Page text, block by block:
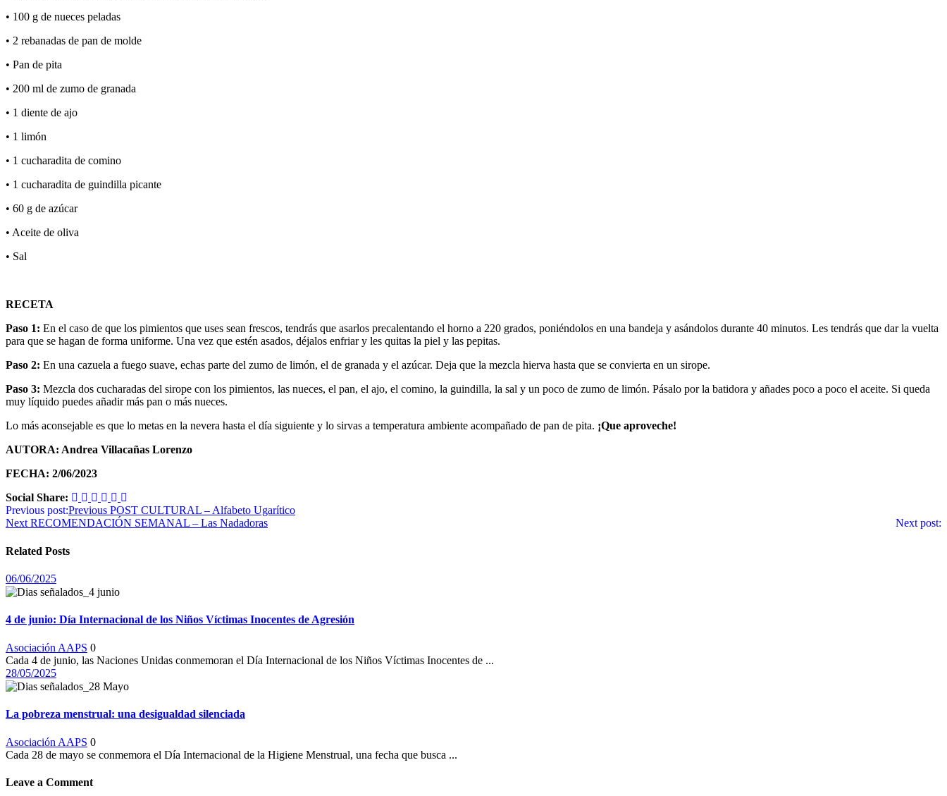
• 100 g de nueces peladas
• 2 rebanadas de pan de molde
• Pan de pita
• 200 ml de zumo de granada
• 1 diente de ajo
• 1 limón
• 1 cucharadita de comino
• 1 cucharadita de guindilla picante
• 60 g de azúcar
• Aceite de oliva
• Sal
RECETA
Paso 1: En el caso de que los pimientos que uses sean frescos, tendrás que asarlos precalentando el horno a 220 grados, poniéndolos en una bandeja y asándolos durante 40 minutos. Les tendrás que dar la vuelta
para que se hagan de forma uniforme. Una vez que estén asados, déjalos enfriar y les quitas la piel y las pepitas.
Paso 2: En una cazuela a fuego suave, echas parte del zumo de limón, el de granada y el azúcar. Deja que la mezcla hierva hasta que se convierta en un sirope.
Paso 3: Mezcla dos cucharadas del sirope con los pimientos, las nueces, el pan, el ajo, el comino, la guindilla, la sal y un poco de zumo de limón. Pásalo por la batidora y añades poco a poco el aceite. Si queda
muy líquido puedes añadir más pan o más nueces.
Lo más aconsejable es que lo metas en la nevera hasta el día siguiente y lo sirvas a temperatura ambiente acompañado de pan de pita. ¡Que aproveche!
AUTORA: Andrea Villacañas Lorenzo
FECHA: 2/06/2023
Social Share:
Navegación
de
entradas
Previous
Previous post:
POST CULTURAL – Alfabeto Ugarítico
Next
Next post:
RECOMENDACIÓN SEMANAL – Las Nadadoras
Related Posts
06/06/2025
4 de junio: Día Internacional de los Niños Víctimas Inocentes de Agresión
Asociación AAPS 0
Cada 4 de junio, las Naciones Unidas conmemoran el Día Internacional de los Niños Víctimas Inocentes de ...
28/05/2025
La pobreza menstrual: una desigualdad silenciada
Asociación AAPS 0
Cada 28 de mayo se conmemora el Día Internacional de la Higiene Menstrual, una fecha que busca ...
Leave a Comment